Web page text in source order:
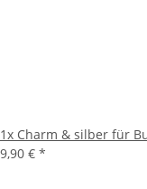
1x Charm & silber für
9,90 € *